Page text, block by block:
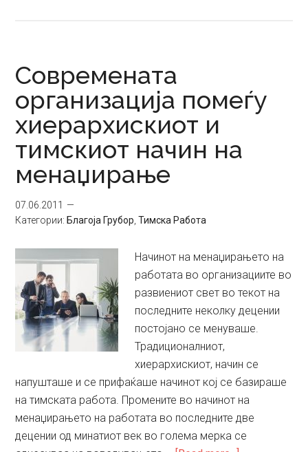
ефективност
и
ефикасност
Современата
организација помеѓу
хиерархискиот и
тимскиот начин на
менаџирање
07.06.2011
Категории: Благоја Грубор ,Тимска Работа
Начинот на менаџирањето на
работата во организациите во
развиениот свет во текот на
последните неколку децении
постојано се менуваше.
Традиционалниот,
хиерархискиот, начин се
напушташе и се прифаќаше начинот кој се базираше
на тимската работа. Промените во начинот на
менаџирањето на работата во последните две
децении од минатиот век во голема мерка се